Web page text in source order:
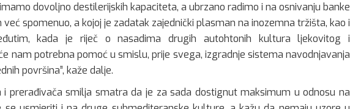
dovoljno destilerijskih kapaciteta, a ubrzano radimo i na osnivanju banke
spomenuo, a kojoj je zadatak zajednički plasman na inozemna tržišta, kao i
kada je riječ o nasadima drugih autohtonih kultura ljekovitog i
nam potrebna pomoć u smislu, prije svega, izgradnje sistema navodnjavanja
površina”, kaže dalje.
i prerađivača smilja smatra da je za sada dostignut maksimum u odnosu na